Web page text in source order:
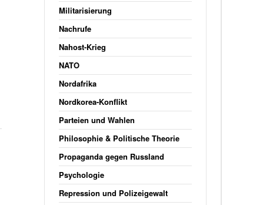
Militarisierung
Nachrufe
Nahost-Krieg
NATO
Nordafrika
Nordkorea-Konflikt
Parteien und Wahlen
Philosophie & Politische Theorie
Propaganda gegen Russland
Psychologie
Repression und Polizeigewalt